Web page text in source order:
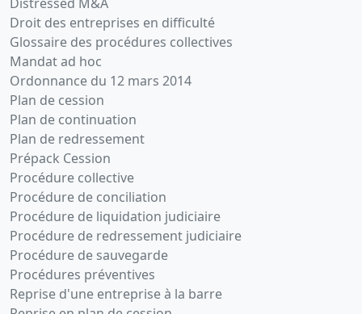
Droit des entreprises en difficulté
Glossaire des procédures collectives
Mandat ad hoc
Ordonnance du 12 mars 2014
Plan de cession
Plan de continuation
Plan de redressement
Prépack Cession
Procédure collective
Procédure de conciliation
Procédure de liquidation judiciaire
Procédure de redressement judiciaire
Procédure de sauvegarde
Procédures préventives
Reprise d'une entreprise à la barre